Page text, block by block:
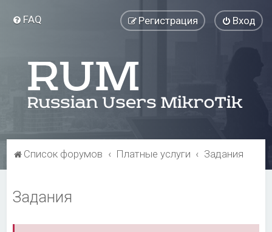
FAQ Вход
Регистрация
Список форумов Платные услуги Задания
Задания